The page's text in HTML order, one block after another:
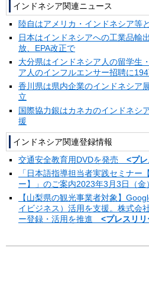
インドネシア関連ニュース
陸自はアメリカ・インドネシア等
日本はインドネシアへの工業品輸
放、EPA改正で
大分県はインドネシア人の留学生
ア人のインフルエンサー招聘に
香川県は県内企業のインドネシア
立
国際協力銀はカネカのインドネシ
援
インドネシア関連登録情報
交通安全教育用DVDを発売 <プ
「日本語指導担当者実践セミナー
ー】」のご案内2023年3月3日
【山梨県の観光事業者対象】
イビジネス）活用を支援。株式会
ー登録・活用を推進 <プレスリ